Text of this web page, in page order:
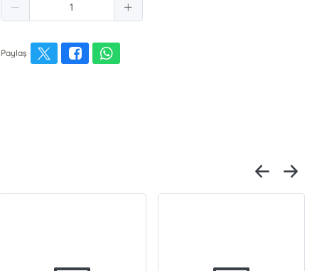
Paylaş